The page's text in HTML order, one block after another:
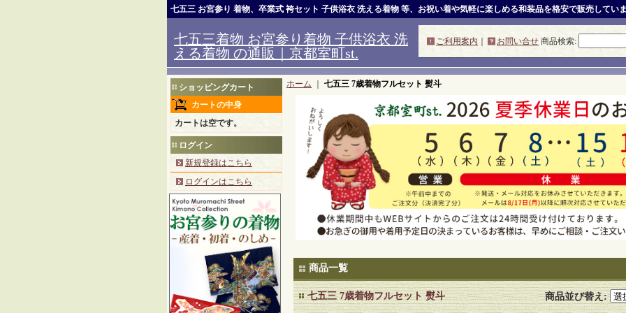
七五三 お宮参り 着物、卒業式 袴セット 子供浴衣 洗える着物 等、お祝い着や気軽に楽しめる和装品を格安で販売してい
七五三着物 お宮参り着物 子供浴衣 洗
える着物 の通販｜京都室町st.
ご利用案内 お問い合せ 商品検索:
ショッピングカート
カートの中身
カートは空です。
ログイン
新規登録はこちら
ログインはこちら
ホーム 七五三 7歳着物フルセット 熨斗
商品一覧
七五三 7歳着物フルセット 熨斗 商品並び替え: